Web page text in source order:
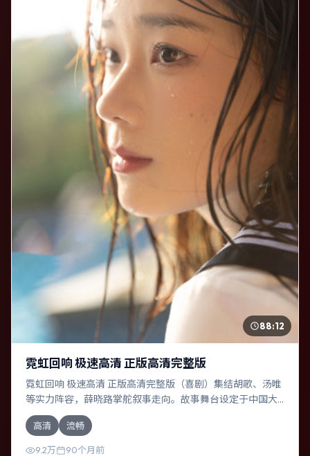
88:12
霓虹回响 极速高清 正版高清完整版
霓虹回响 极速高清 正版高清完整版（喜剧）集结胡歌、汤唯
等实力阵容，薛晓路掌舵叙事走向。故事舞台设定于中国大
陆，围绕一次意外选择展开连锁反应；配乐与色彩高度服务
于主题，结尾留白耐人寻味。
高清 流畅
9.2万 90个月前